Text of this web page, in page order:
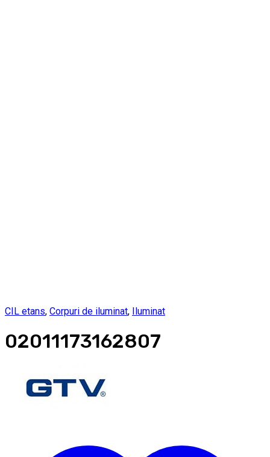
CIL etans, Corpuri de iluminat, Iluminat
02011173162807